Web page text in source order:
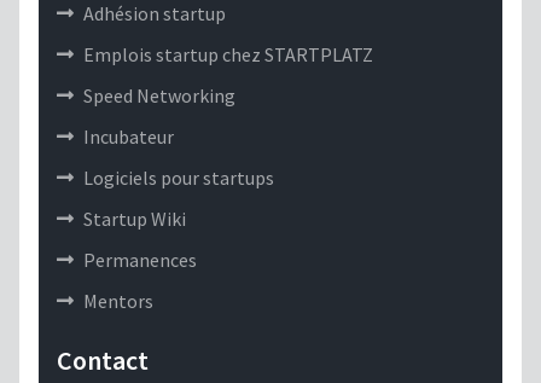
Adhésion startup
Emplois startup chez STARTPLATZ
Speed Networking
Incubateur
Logiciels pour startups
Startup Wiki
Permanences
Mentors
Contact